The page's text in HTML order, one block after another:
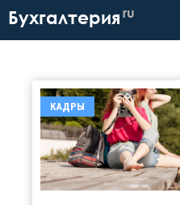
Бухгалтерия ru
КАДРЫ